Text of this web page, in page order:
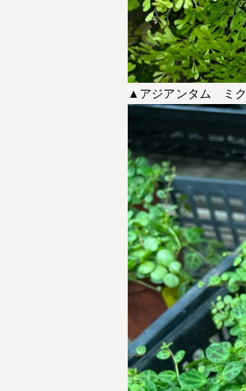
▲アジアンタム ミク